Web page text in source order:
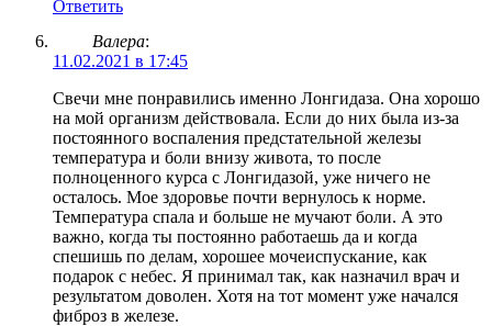
Ответить
Валера:
11.02.2021 в 17:45
Свечи мне понравились именно Лонгидаза. Она хорошо
на мой организм действовала. Если до них была из-за
постоянного воспаления предстательной железы
температура и боли внизу живота, то после
полноценного курса с Лонгидазой, уже ничего не
осталось. Мое здоровье почти вернулось к норме.
Температура спала и больше не мучают боли. А это
важно, когда ты постоянно работаешь да и когда
спешишь по делам, хорошее мочеиспускание, как
подарок с небес. Я принимал так, как назначил врач и
результатом доволен. Хотя на тот момент уже начался
фиброз в железе.